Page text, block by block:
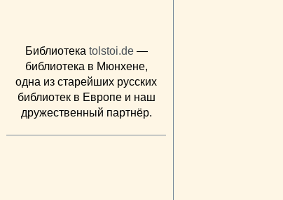
Библиотека tolstoi.de—
библиотека в Мюнхене,
одна из старейших русских
библиотек в Европе и наш
дружественный партнёр.